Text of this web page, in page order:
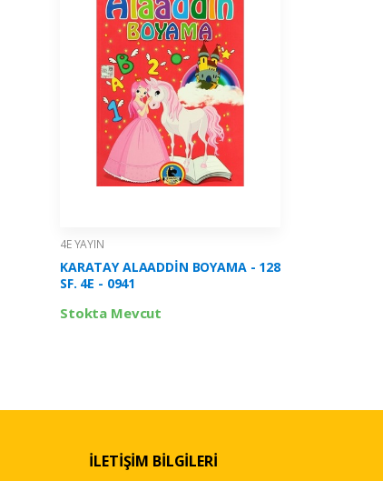
4E YAYIN
KARATAY ALAADDİN BOYAMA - 128
SF. 4E - 0941
Stokta Mevcut
İLETİŞİM BİLGİLERİ